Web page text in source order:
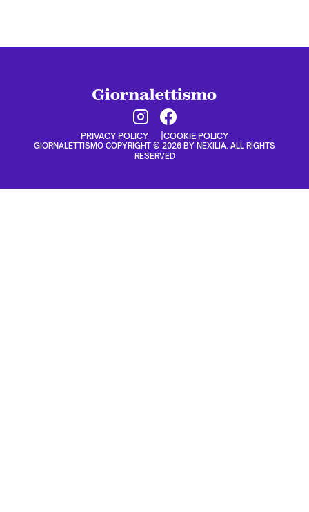
PRIVACY POLICY COOKIE POLICY
GIORNALETTISMO COPYRIGHT © 2026 BY NEXILIA. ALL RIGHTS
RESERVED